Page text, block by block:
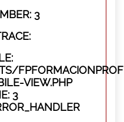
3
VIEW.PHP
3